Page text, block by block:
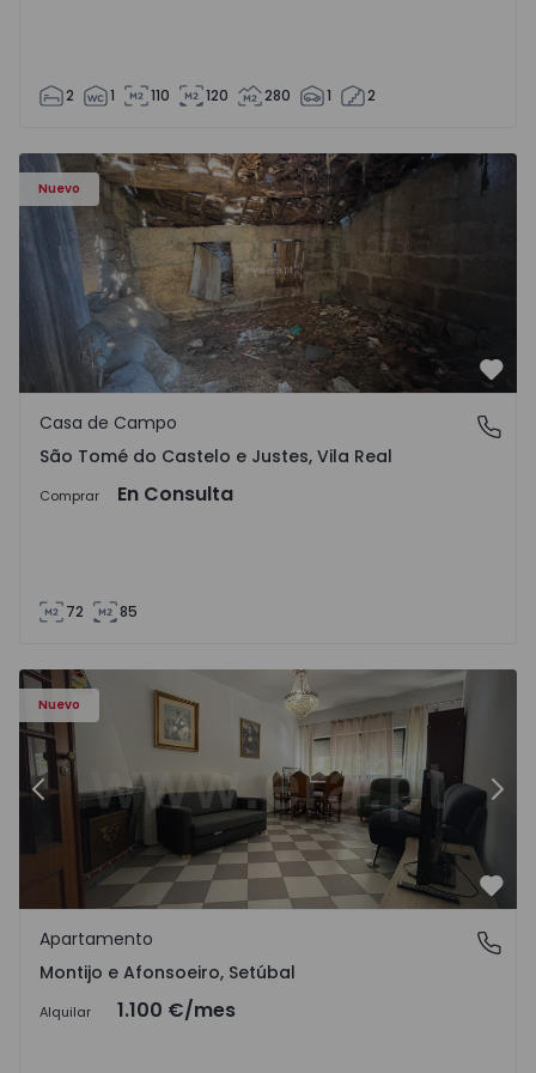
2 1 110 120 280 1 2
Nuevo
Casa Vila Real, São Tomé do Castelo e Justes - 1575189 - 1
São Tomé do Castelo e Justes, Vila Real
Casa de Campo
São Tomé do Castelo e Justes, Vila Real
Comprar En Consulta
72 85
Nuevo
- 1
Apartamento T2 Montijo, Montijo e Afonsoeiro -
Anterior
Montijo e Afonsoeiro, Setúbal
Apartamento
Montijo e Afonsoeiro, Setúbal
Alquilar 1.100 €/mes